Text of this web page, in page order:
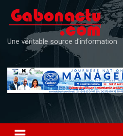
content
Une véritable source d'information